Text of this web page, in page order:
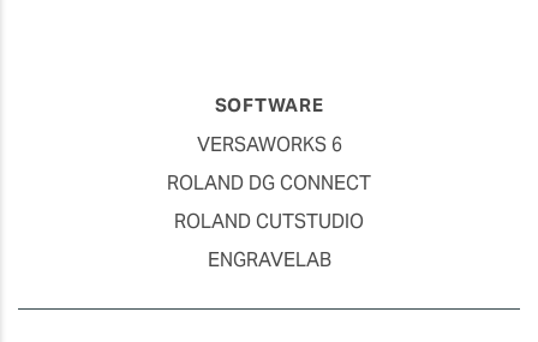
SOFTWARE
VERSAWORKS 6
ROLAND DG CONNECT
ROLAND CUTSTUDIO
ENGRAVELAB